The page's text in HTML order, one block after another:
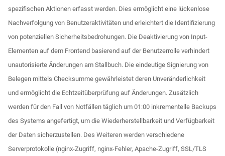
spezifischen Aktionen erfasst werden. Dies ermöglicht eine lückenlose
Nachverfolgung von Benutzeraktivitäten und erleichtert die Identifizierung
von potenziellen Sicherheitsbedrohungen. Die Deaktivierung von Input-
Elementen auf dem Frontend basierend auf der Benutzerrolle verhindert
unautorisierte Änderungen am Stallbuch. Die eindeutige Signierung von
Belegen mittels Checksumme gewährleistet deren Unveränderlichkeit
und ermöglicht die Echtzeitüberprüfung auf Änderungen. Zusätzlich
werden für den Fall von Notfällen täglich um 01:00 inkrementelle Backups
des Systems angefertigt, um die Wiederherstellbarkeit und Verfügbarkeit
der Daten sicherzustellen. Des Weiteren werden verschiedene
Serverprotokolle (nginx-Zugriff, nginx-Fehler, Apache-Zugriff, SSL/TLS